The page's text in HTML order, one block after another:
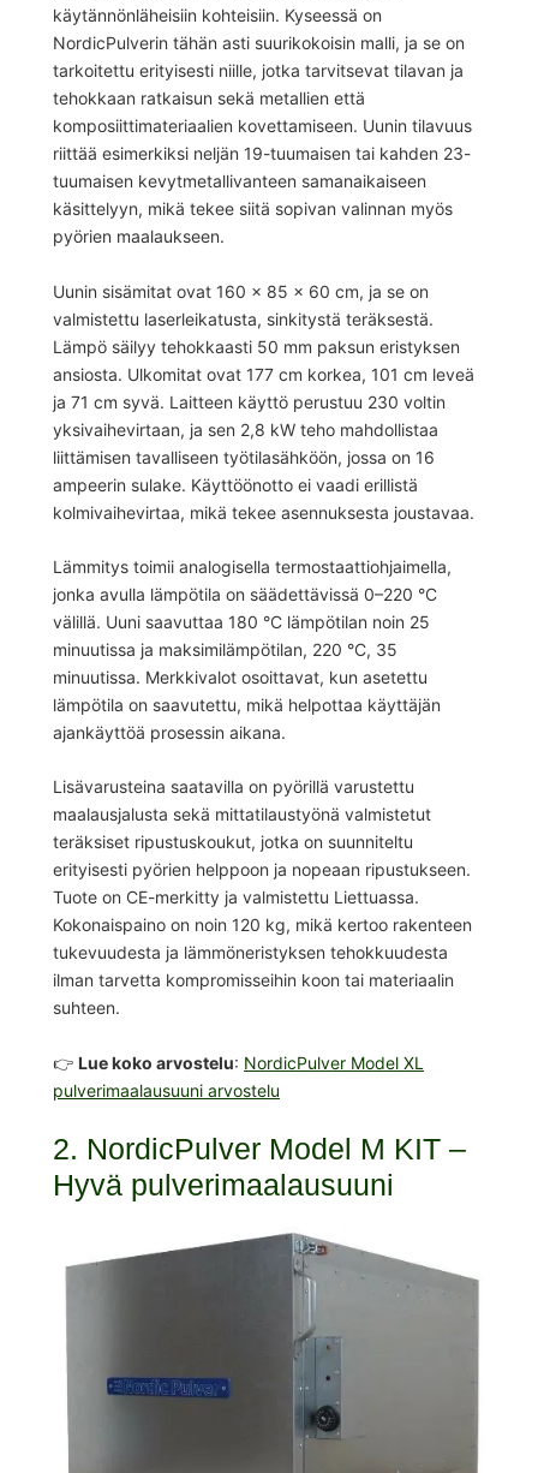
käytännönläheisiin kohteisiin. Kyseessä on
NordicPulverin tähän asti suurikokoisin malli, ja se on
tarkoitettu erityisesti niille, jotka tarvitsevat tilavan ja
tehokkaan ratkaisun sekä metallien että
komposiittimateriaalien kovettamiseen. Uunin tilavuus
riittää esimerkiksi neljän 19-tuumaisen tai kahden 23-
tuumaisen kevytmetallivanteen samanaikaiseen
käsittelyyn, mikä tekee siitä sopivan valinnan myös
pyörien maalaukseen.
Uunin sisämitat ovat 160 x 85 x 60 cm, ja se on
valmistettu laserleikatusta, sinkitystä teräksestä.
Lämpö säilyy tehokkaasti 50 mm paksun eristyksen
ansiosta. Ulkomitat ovat 177 cm korkea, 101 cm leveä
ja 71 cm syvä. Laitteen käyttö perustuu 230 voltin
yksivaihevirtaan, ja sen 2,8 kW teho mahdollistaa
liittämisen tavalliseen työtilasähköön, jossa on 16
ampeerin sulake. Käyttöönotto ei vaadi erillistä
kolmivaihevirtaa, mikä tekee asennuksesta joustavaa.
Lämmitys toimii analogisella termostaattiohjaimella,
jonka avulla lämpötila on säädettävissä 0–220 °C
välillä. Uuni saavuttaa 180 °C lämpötilan noin 25
minuutissa ja maksimilämpötilan, 220 °C, 35
minuutissa. Merkkivalot osoittavat, kun asetettu
lämpötila on saavutettu, mikä helpottaa käyttäjän
ajankäyttöä prosessin aikana.
Lisävarusteina saatavilla on pyörillä varustettu
maalausjalusta sekä mittatilaustyönä valmistetut
teräksiset ripustuskoukut, jotka on suunniteltu
erityisesti pyörien helppoon ja nopeaan ripustukseen.
Tuote on CE-merkitty ja valmistettu Liettuassa.
Kokonaispaino on noin 120 kg, mikä kertoo rakenteen
tukevuudesta ja lämmöneristyksen tehokkuudesta
ilman tarvetta kompromisseihin koon tai materiaalin
suhteen.
👉 Lue koko arvostelu: NordicPulver Model XL
pulverimaalausuuni arvostelu
2. NordicPulver Model M KIT –
Hyvä pulverimaalausuuni